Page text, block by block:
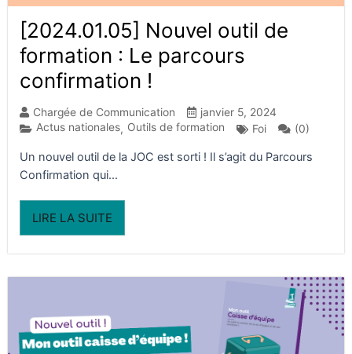
[2024.01.05] Nouvel outil de
formation : Le parcours
confirmation !
Chargée de Communication
janvier 5, 2024
Actus nationales, Outils de formation Foi (0)
Un nouvel outil de la JOC est sorti ! Il s’agit du Parcours
Confirmation qui...
LIRE LA SUITE